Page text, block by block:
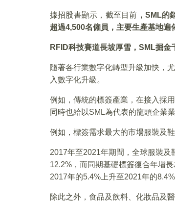
據招股書顯示，截至目前 ， SML的
超過4,500名僱員，主要生產基地遍
RFID科技賽道長坡厚雪， SML掘金
隨著各行業數字化轉型升級加快，
入數字化升級。
例如，傳統的標簽產業，在接入採
同時也給以SML為代表的龍頭企業
例如，標簽需求最大的市場服裝及
2017年至2021年期間，全球服裝
12.2%，而同期基礎標簽復合年增
2017年的5.4%上升至2021年的8.4%
除此之外，食品及飲料、化妝品及